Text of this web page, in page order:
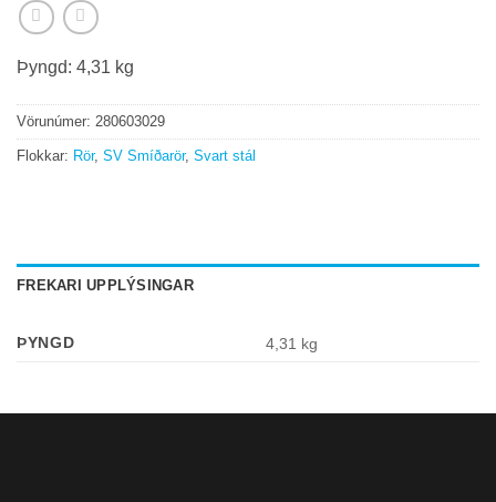
Þyngd: 4,31 kg
Vörunúmer: 280603029
Flokkar: Rör, SV Smíðarör, Svart stál
FREKARI UPPLÝSINGAR
ÞYNGD 4,31 kg